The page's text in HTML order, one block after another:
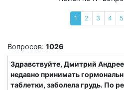
1 2 3 4 5
Вопросов: 1026
Здравствуйте, Дмитрий
недавно принимать
таблетки, заболела грудь. По